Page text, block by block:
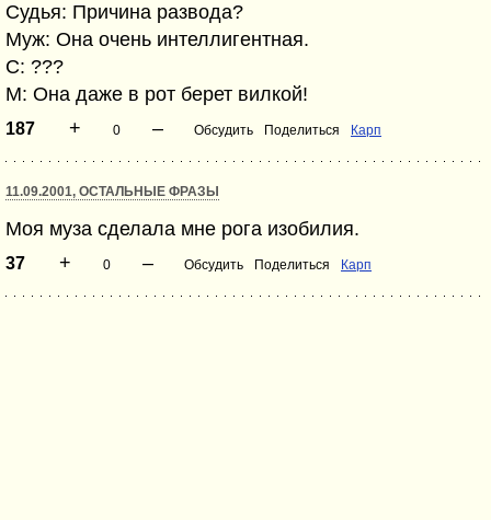
Судья: Причина развода?
Муж: Она очень интеллигентная.
С: ???
М: Она даже в рот берет вилкой!
187 + 0 – Обсудить Поделиться Карп
11.09.2001, ОСТАЛЬНЫЕ ФРАЗЫ
Моя муза сделала мне рога изобилия.
37 + 0 – Обсудить Поделиться Карп